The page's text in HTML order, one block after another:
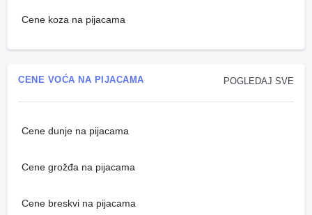
Cene koza na pijacama
POGLEDAJ SVE
CENE VOĆA NA PIJACAMA
Cene dunje na pijacama
Cene grožđa na pijacama
Cene breskvi na pijacama